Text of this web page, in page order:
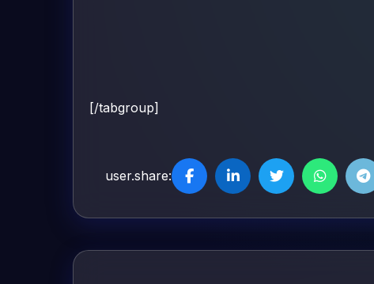
[/tabgroup]
user.share: